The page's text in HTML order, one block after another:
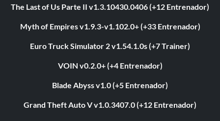
The Last of Us Parte II v1.3.10430.0406 (+12 Entrenador)
Myth of Empires v1.9.3-v1.102.0+ (+33 Entrenador)
Euro Truck Simulator 2 v1.54.1.0s (+7 Trainer)
VOIN v0.2.0+ (+4 Entrenador)
Blade Abyss v1.0 (+5 Entrenador)
Grand Theft Auto V v1.0.3407.0 (+12 Entrenador)